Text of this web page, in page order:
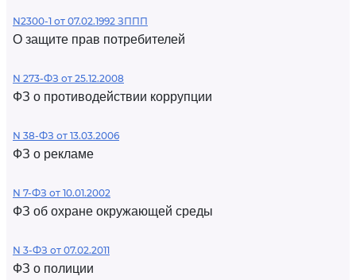
N2300-1 от 07.02.1992 ЗППП
О защите прав потребителей
N 273-ФЗ от 25.12.2008
ФЗ о противодействии коррупции
N 38-ФЗ от 13.03.2006
ФЗ о рекламе
N 7-ФЗ от 10.01.2002
ФЗ об охране окружающей среды
N 3-ФЗ от 07.02.2011
ФЗ о полиции